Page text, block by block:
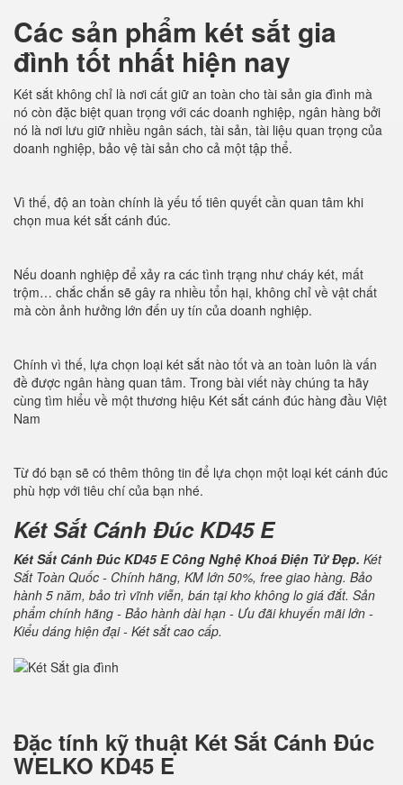
Các sản phẩm két sắt gia
đình tốt nhất hiện nay
Két sắt không chỉ là nơi cất giữ an toàn cho tài sản gia đình mà
nó còn đặc biệt quan trọng với các doanh nghiệp, ngân hàng bởi
nó là nơi lưu giữ nhiều ngân sách, tài sản, tài liệu quan trọng của
doanh nghiệp, bảo vệ tài sản cho cả một tập thể.
Vì thế, độ an toàn chính là yếu tố tiên quyết cần quan tâm khi
chọn mua két sắt cánh đúc.
Nếu doanh nghiệp để xảy ra các tình trạng như cháy két, mất
trộm… chắc chắn sẽ gây ra nhiều tổn hại, không chỉ về vật chất
mà còn ảnh hưởng lớn đến uy tín của doanh nghiệp.
Chính vì thế, lựa chọn loại két sắt nào tốt và an toàn luôn là vấn
đề được ngân hàng quan tâm. Trong bài viết này chúng ta hãy
cùng tìm hiểu về một thương hiệu Két sắt cánh đúc hàng đầu Việt
Nam
Từ đó bạn sẽ có thêm thông tin để lựa chọn một loại két cánh đúc
phù hợp với tiêu chí của bạn nhé.
Két Sắt Cánh Đúc KD45 E
Két Sắt Cánh Đúc KD45 E Công Nghệ Khoá Điện Tử Đẹp. Két
Sắt Toàn Quốc - Chính hãng, KM lớn 50%, free giao hàng. Bảo
hành 5 năm, bảo trì vĩnh viễn, bán tại kho không lo giá đắt. Sản
phẩm chính hãng - Bảo hành dài hạn - Ưu đãi khuyến mãi lớn -
Kiểu dáng hiện đại - Két sắt cao cấp.
Đặc tính kỹ thuật Két Sắt Cánh Đúc
WELKO KD45 E